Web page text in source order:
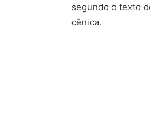
segundo o texto
cênica.